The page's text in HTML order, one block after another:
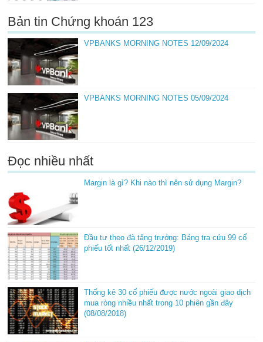
Bản tin Chứng khoán 123
VPBANKS MORNING NOTES 12/09/2024
VPBANKS MORNING NOTES 05/09/2024
Đọc nhiều nhất
Margin là gì? Khi nào thì nên sử dụng Margin?
Đầu tư theo đà tăng trưởng: Bảng tra cứu 99 cổ
phiếu tốt nhất (26/12/2019)
Thống kê 30 cổ phiếu được nước ngoài giao dịch
mua ròng nhiều nhất trong 10 phiên gần đây
(08/08/2018)